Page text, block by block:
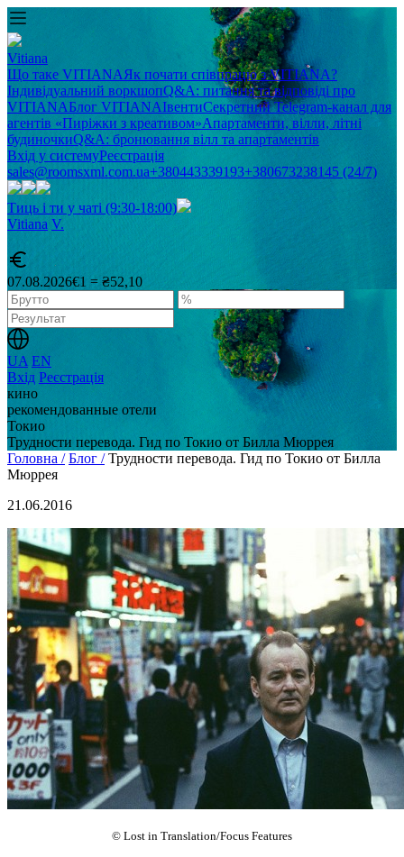
Vitiana
Що таке VITIANAЯк почати співпрацю з VITIANA?
Індивідуальний воркшопQ&A: питання та відповіді про
VITIANAБлог VITIANAІвентиСекретний Telegram-канал для
агентів «Пиріжки з креативом»Апартаменти, вілли, літні
будиночкиQ&A: бронювання вілл та апартаментів
Вхід у системуРеєстрація
sales@roomsxml.com.ua+380443339193+380673238145 (24/7)
Тиць і ти у чаті (9:30-18:00)
Vitiana V.
07.08.2026€1 = ₴52,10
UA EN
Вхід Реєстрація
кино
рекомендованные отели
Токио
Трудности перевода. Гид по Токио от Билла Мюррея
Головна / Блог / Трудности перевода. Гид по Токио от Билла
Мюррея
21.06.2016
© Lost in Translation/Focus Features